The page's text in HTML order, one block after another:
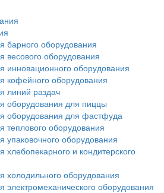
барного оборудования
весового оборудования
инновационного оборудования
кофейного оборудования
линий раздач
оборудования для пиццы
оборудования для фастфуда
теплового оборудования
упаковочного оборудования
хлебопекарного и кондитерского
холодильного оборудования
электромеханического оборудования